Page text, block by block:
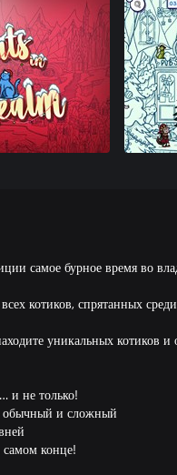
самое бурное время во
котиков, спрятанных
уникальных котиков
и не только!
и сложный
конце!